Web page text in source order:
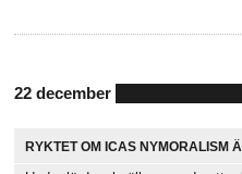
22 december
RYKTET OM ICAS NYMORALISM